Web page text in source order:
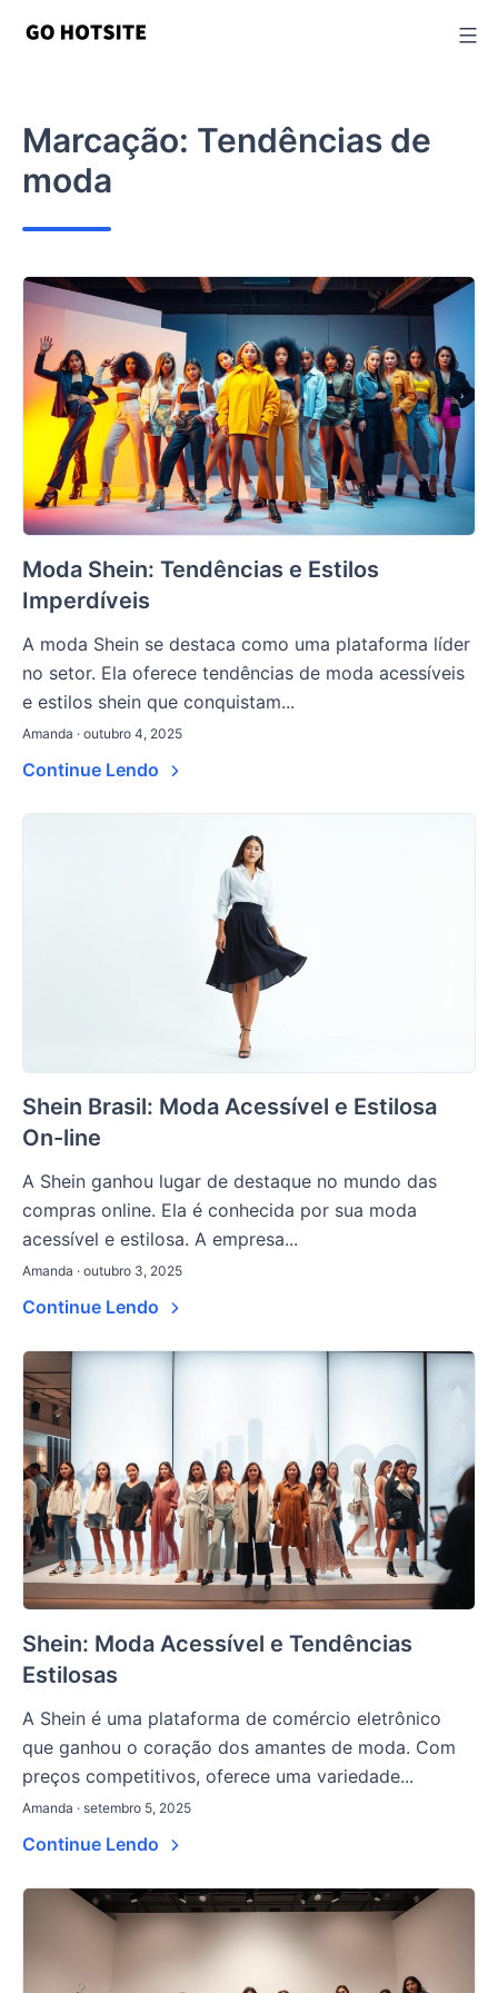
Marcação: Tendências de
moda
Moda Shein: Tendências e Estilos
Imperdíveis
A moda Shein se destaca como uma plataforma líder
no setor. Ela oferece tendências de moda acessíveis
e estilos shein que conquistam...
Amanda · outubro 4, 2025
Continue Lendo
Shein Brasil: Moda Acessível e Estilosa
On-line
A Shein ganhou lugar de destaque no mundo das
compras online. Ela é conhecida por sua moda
acessível e estilosa. A empresa...
Amanda · outubro 3, 2025
Continue Lendo
Shein: Moda Acessível e Tendências
Estilosas
A Shein é uma plataforma de comércio eletrônico
que ganhou o coração dos amantes de moda. Com
preços competitivos, oferece uma variedade...
Amanda · setembro 5, 2025
Continue Lendo